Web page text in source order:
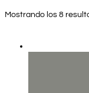
Mostrando los 8